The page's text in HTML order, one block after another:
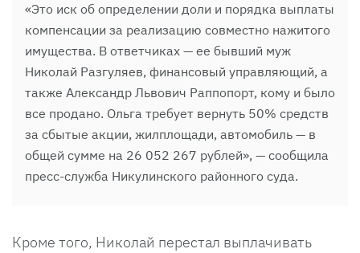
«Это иск об определении доли и порядка выплаты
компенсации за реализацию совместно нажитого
имущества. В ответчиках — ее бывший муж
Николай Разгуляев, финансовый управляющий, а
также Александр Львович Раппопорт, кому и было
все продано. Ольга требует вернуть 50% средств
за сбытые акции, жилплощади, автомобиль — в
общей сумме на 26 052 267 рублей», — сообщила
пресс-служба Никулинского районного суда.
Кроме того, Николай перестал выплачивать